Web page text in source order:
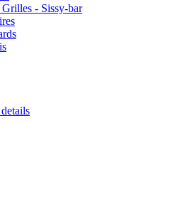
Grilles - Sissy-bar